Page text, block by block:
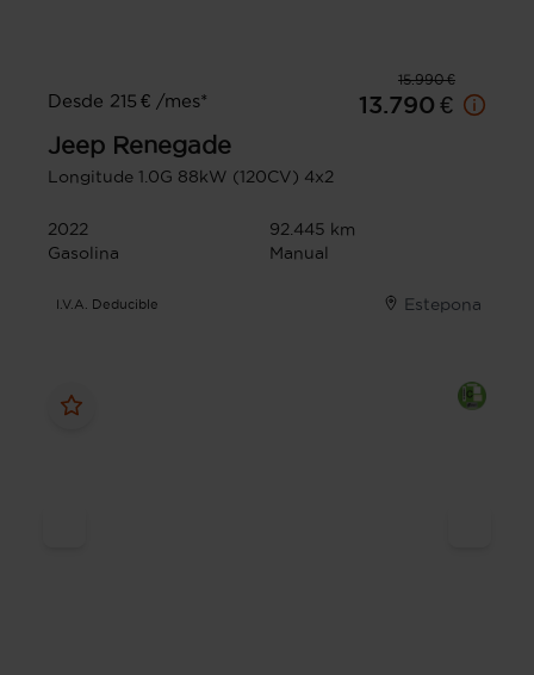
15.990 €
Desde 215 € /mes*
13.790 €
Jeep Renegade
Longitude 1.0G 88kW (120CV) 4x2
2022
92.445 km
Gasolina
Manual
I.V.A. Deducible Estepona